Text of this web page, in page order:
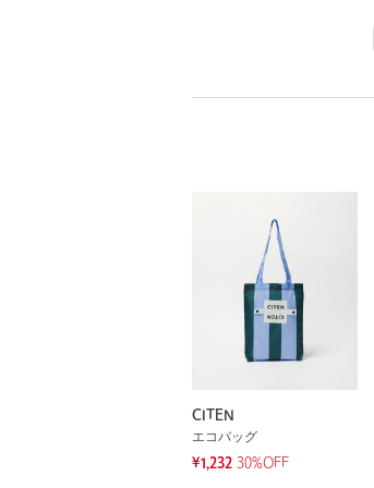
CITEN
エコバッグ
¥1,232 30%OFF